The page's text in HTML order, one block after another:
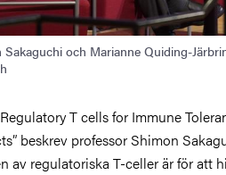
och Marianne Quiding-
T cells for Immune
beskrev professor Shimon
av regulatoriska T-celler är för att